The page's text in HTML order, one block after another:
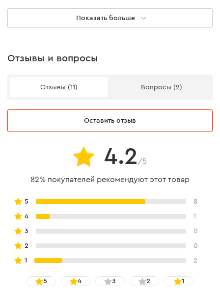
кислотам/щёлокам
Показать больше
Отзывы и вопросы
Отзывы (11) Вопросы (2)
Оставить отзыв
4.2 /5
82% покупателей рекомендуют этот товар
5 8
4 1
3 0
2 0
1 2
5 4 3 2 1